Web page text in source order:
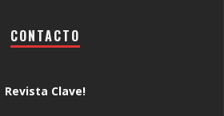
CONTACTO
Revista Clave!